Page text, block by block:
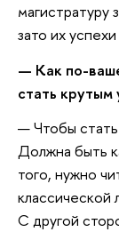
магистратуру
зато их
— Как по-
стать
— Чтобы
Должна быть
того, нужно
классической
С другой